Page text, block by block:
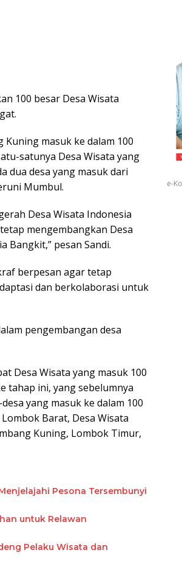
100 besar Desa Wisata
Kuning masuk ke dalam 100
satunya Desa Wisata yang
dua desa yang masuk dari
Mumbul.
Desa Wisata Indonesia
mengembangkan Desa
Bangkit,” pesan Sandi.
berpesan agar tetap
dan berkolaborasi untuk
pengembangan desa
Desa Wisata yang masuk 100
tahap ini, yang sebelumnya
yang masuk ke dalam 100
Barat, Desa Wisata
Kuning, Lombok Timur,
Pesona Tersembunyi
untuk Relawan
Pelaku Wisata dan
e-